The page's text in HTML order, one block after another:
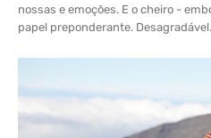
nossas e emoções. E o cheiro -
papel preponderante.